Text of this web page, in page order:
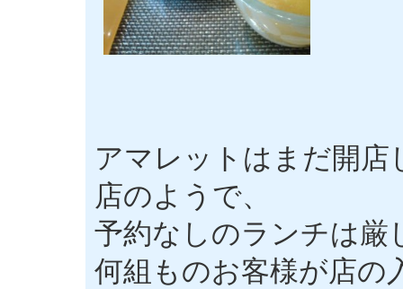
アマレットはまだ開店
店のようで、
予約なしのランチは厳
何組ものお客様が店の